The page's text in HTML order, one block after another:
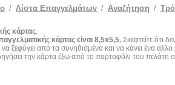
/ Λίστα Επαγγελμάτων / Αναζήτηση /
κάρτας
κάρτας είναι 8,5x5,5. Σκεφτείτε ότι
ξεφύγει από τα συνηθισμένα και να κάνει ένα άλλο
την κάρτα έξω από το πορτοφόλι του πελάτη